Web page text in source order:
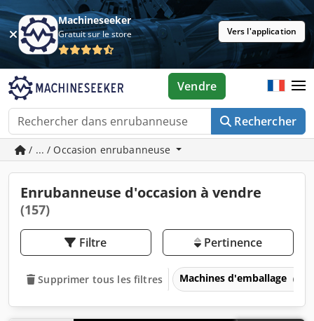
Machineseeker
Gratuit sur le store Vers l'application
Rechercher
Vendre
/ ... / Occasion enrubanneuse
Enrubanneuse d'occasion à vendre
(157)
Filtre Pertinence
Supprimer tous les filtres Machines d'emballage